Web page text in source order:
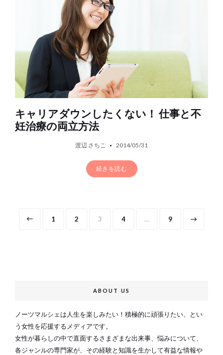
キャリアダウンしたくない！ 仕事と不
妊治療の両立方法
渡辺 さちこ 2014/05/31
続きを読む
送
り
Page
1 Page
2 Page
3 Page
4 … Page
9
ABOUT US
ノーツマルシェは人生を楽しみたい！積極的に頑張りたい、とい
う女性を応援するメディアです。
女性が暮らしの中で直面するさまざまな出来事、悩みについて、
各ジャンルの専門家が、その経験と知識を生かして有益な情報や